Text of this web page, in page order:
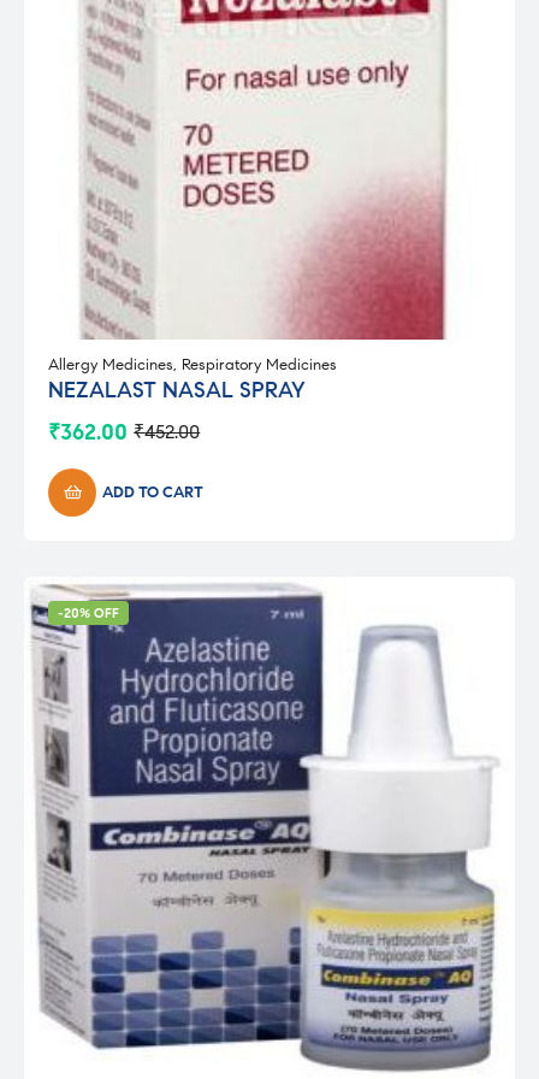
Allergy Medicines, Respiratory Medicines
NEZALAST NASAL SPRAY
₹452.00
Original
was:
₹452.00.
₹362.00
Current
is:
₹362.00.ADD TO CART
-20% OFF